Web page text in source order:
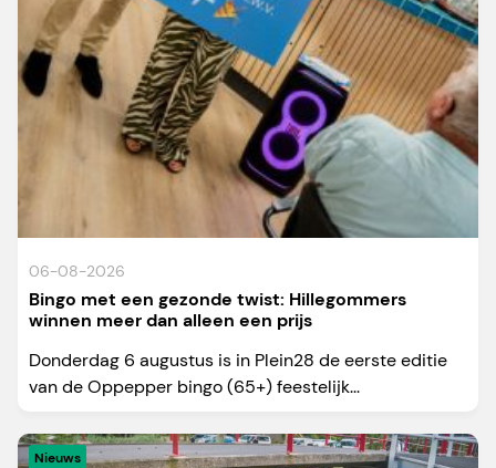
06-08-2026
Bingo met een gezonde twist: Hillegommers
winnen meer dan alleen een prijs
Donderdag 6 augustus is in Plein28 de eerste editie
van de Oppepper bingo (65+) feestelijk...
Nieuws